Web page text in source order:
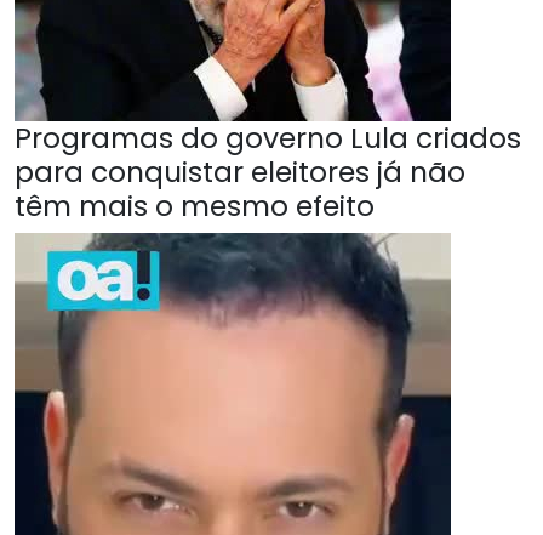
Programas do governo Lula criados
para conquistar eleitores já não
têm mais o mesmo efeito